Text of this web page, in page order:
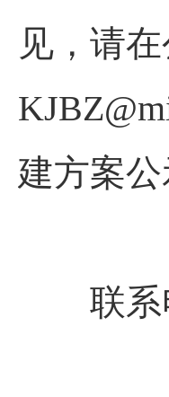
见，请
建方案公
联系电